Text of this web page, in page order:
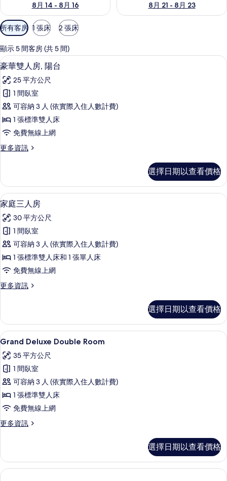
8月 14 - 8月 16
8月 21 - 8月 23
可
用
的
客
房
篩
選
條
所有客房 1 張床 2 張床
顯示 5 間客房 (共 5 間)
顯
示
豪
華
雙
人
陽
的
所
有
相
片
豪華雙人房, 陽台 | 迷你吧、免費無線
4
豪華雙人房, 陽台
25 平方公尺
1 間臥室
可容納 3 人 (依實際入住人數計費)
1 張標準雙人床
免費無線上網
更多資訊
更
雙
人
房,
陽
台
的
詳
情
選擇日期以查看價格
顯
示
家
庭
三
人
的
有
相
片
6
家庭三人房
30 平方公尺
1 間臥室
可容納 3 人 (依實際入住人數計費)
1 張標準雙人床和 1 張單人床
免費無線上網
更多資訊
更
三
人
房
詳
情
選擇日期以查看價格
顯
示
Grand
Deluxe
Double
Room
的
所
片
Grand Deluxe Double Room | 迷你吧
5
Grand Deluxe Double Room
35 平方公尺
1 間臥室
可容納 3 人 (依實際入住人數計費)
1 張標準雙人床
免費無線上網
更多資訊
更
Double
Room
的
選擇日期以查看價格